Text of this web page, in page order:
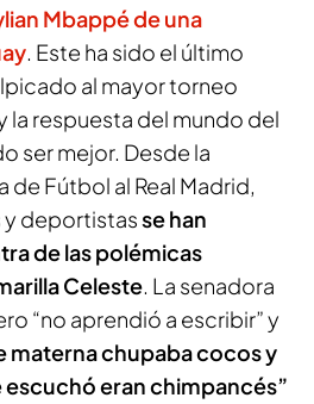
Mbappé de una
. Este ha sido el último
al mayor torneo
respuesta del mundo del
ser mejor. Desde la
de Fútbol al Real Madrid,
y deportistasse han
de las polémicas
Celeste. La senadora
“no aprendió a escribir” y
materna chupaba cocos y
eran chimpancés”